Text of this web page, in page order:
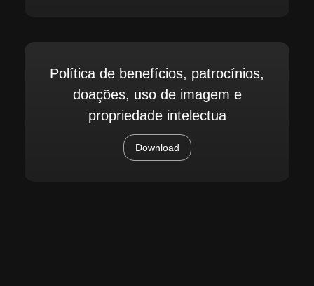
Política de benefícios, patrocínios,
doações, uso de imagem e
propriedade intelectua
Download